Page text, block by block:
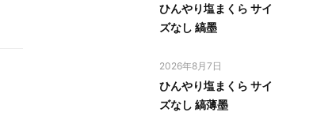
ひんやり塩まくら サイ
ズなし 縞墨
2026年8月7日
ひんやり塩まくら サイ
ズなし 縞薄墨